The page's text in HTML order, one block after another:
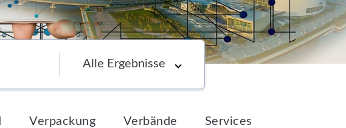
Newsletter
Choose an option
Verpackung Verbände Services